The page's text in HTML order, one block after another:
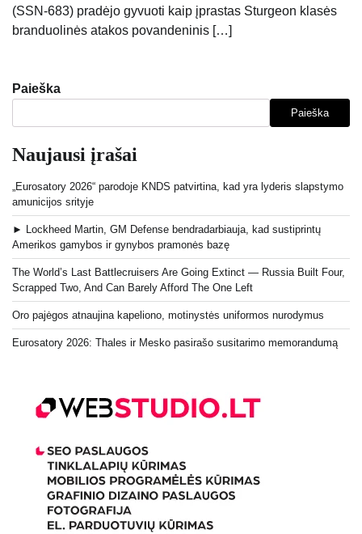
(SSN-683) pradėjo gyvuoti kaip įprastas Sturgeon klasės
branduolinės atakos povandeninis […]
Paieška
Paieška
Naujausi įrašai
„Eurosatory 2026“ parodoje KNDS patvirtina, kad yra lyderis slapstymo
amunicijos srityje
► Lockheed Martin, GM Defense bendradarbiauja, kad sustiprintų
Amerikos gamybos ir gynybos pramonės bazę
The World’s Last Battlecruisers Are Going Extinct — Russia Built Four,
Scrapped Two, And Can Barely Afford The One Left
Oro pajėgos atnaujina kapeliono, motinystės uniformos nurodymus
Eurosatory 2026: Thales ir Mesko pasirašo susitarimo memorandumą